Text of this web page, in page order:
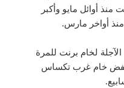
منذ أوائل مايو وأكبر
أواخر مارس.
لخام برنت للمرة
خام غرب تكساس